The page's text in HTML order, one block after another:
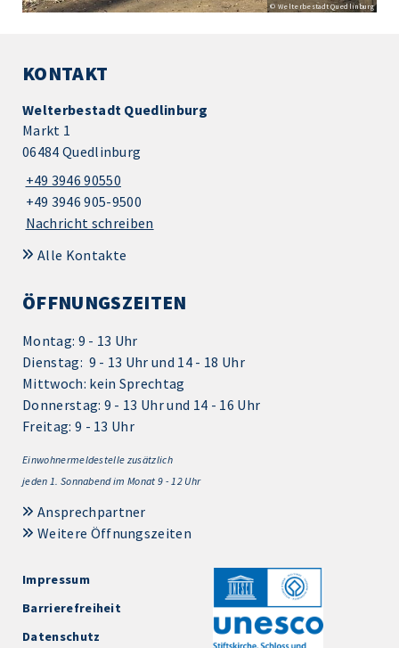
© Welterbestadt Quedlinburg
KONTAKT
Welterbestadt Quedlinburg
Markt 1
06484 Quedlinburg
+49 3946 90550
+49 3946 905-9500
Nachricht schreiben
Alle Kontakte
ÖFFNUNGSZEITEN
Montag: 9 - 13 Uhr
Dienstag: 9 - 13 Uhr und 14 - 18 Uhr
Mittwoch: kein Sprechtag
Donnerstag: 9 - 13 Uhr und 14 - 16 Uhr
Freitag: 9 - 13 Uhr
Einwohnermeldestelle zusätzlich
jeden 1. Sonnabend im Monat 9 - 12 Uhr
Ansprechpartner
Weitere Öffnungszeiten
Impressum
Barrierefreiheit
Datenschutz